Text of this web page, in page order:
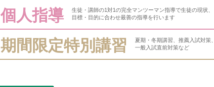
個人指導
生徒・講師の1対1の完全マンツーマン指導で生徒の現状、
目標・目的に合わせ最善の指導を行います
期間限定特別講習
夏期・冬期講習、推薦入試対策、
一般入試直前対策など